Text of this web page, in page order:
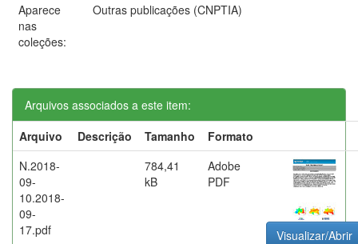
Aparece
nas
coleções:
Outras publicações (CNPTIA)
Arquivos associados a este item:
Arquivo
Descrição Tamanho
Formato
N.2018-
09-
10.2018-
09-
17.pdf
784,41
kB
Adobe
PDF
Visualizar/Abrir